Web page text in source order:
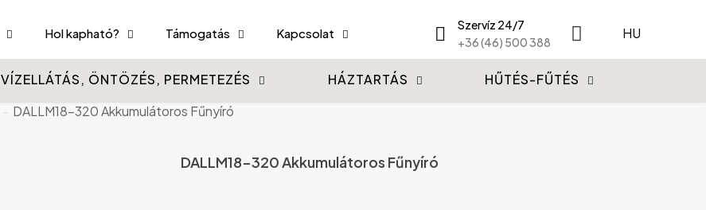
Hol kapható? Támogatás Kapcsolat
Szervíz 24/7
+36 (46) 500 388
HU
VÍZELLÁTÁS, ÖNTÖZÉS, PERMETEZÉS HÁZTARTÁS
HŰTÉS-FŰTÉS
- DALLM18-320 Akkumulátoros Fűnyíró
DALLM18-320 Akkumulátoros Fűnyíró